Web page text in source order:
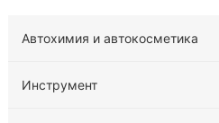
Автохимия и автокосметика
Инструмент